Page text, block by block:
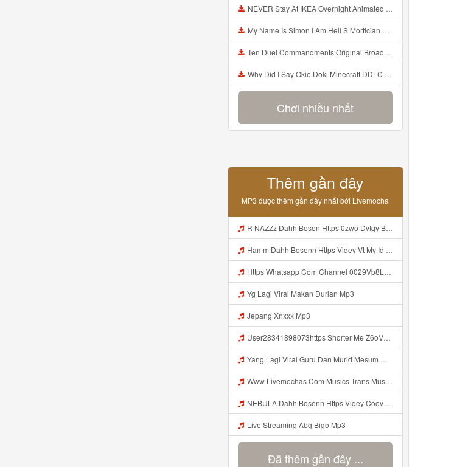
NEVER Stay At IKEA Overnight Animated SCP 3008 Horror Story Mp3
My Name Is Simon I Am Hell S Mortician And I Am Going To Kill God Creepypasta Mp3
Ten Duel Commandments Original Broadway Cast Of Hamilton Lyrics Mp3
Why Did I Say Okie Doki Minecraft DDLC Animated Music Video Song By The Stupendium Mp3
Chơi nhiều nhất
Thêm gần đây
MP3 được thêm gần đây nhất bởi Livemocha
R NAZZz Dahh Bosen Https 0zwo Dvfgy Biz Id ᅠ ᅠ ᅠ ᅠ ᅠ ᅠ ᅠ ᅠ ᅠ ᅠ ᅠ ᅠ ᅠ ᅠ ᅠ ᅠ ᅠ ᅠ ᅠ ᅠ ᅠ ᅠ ᅠ ᅠ ᅠ ᅠ ᅠ ᅠ ᅠ ᅠ ᅠ ᅠ ᅠ ᅠ ᅠ ᅠ ᅠ Mp3
Hamm Dahh Bosenn Https Videy Vt My Id I2Om2 ᅠ ᅠ ᅠ ᅠ ᅠ ᅠ ᅠ ᅠ ᅠ ᅠ ᅠ ᅠ ᅠ ᅠ ᅠ ᅠ ᅠ ᅠ ᅠ ᅠ Ok ᅠ ᅠ ᅠ ᅠ ᅠ ᅠ ᅠ ᅠ ᅠ ᅠ ᅠ ᅠ ᅠ ᅠ ᅠ ᅠ ᅠ ᅠ ᅠ ᅠ ᅠ ᅠ ᅠ ᅠ ᅠ ᅠ ᅠ ᅠ ᅠ ᅠ ᅠ ᅠ ᅠ ᅠ ᅠ ᅠ ᅠ ᅠ ᅠ ᅠ Hamm Dahh Bosenn Https Videy Vt My Id I2Om2 ᅠ ᅠ ᅠ ᅠ ᅠ ᅠ ᅠ ᅠ ᅠ ᅠ ᅠ ᅠ ᅠ ᅠ ᅠ ᅠ ᅠ ᅠ ᅠ ᅠ Ok ᅠ Mp3
Https Whatsapp Com Channel 0029Vb8LnMP11ulIpvQ9Yz1v Mp3
Yg Lagi Viral Makan Durian Mp3
Jepang Xnxxx Mp3
User28341898073https Shorter Me Z6oV1 Https Shorter Me Z6ov1 Mp3
Yang Lagi Viral Guru Dan Murid Mesum Mp3
Www Livemochas Com Musics Trans Musics Lyrics 20bokep 20viral 20yang 20uwess 20yang 20mp3 Engine 1 Mp3
NEBULA Dahh Bosenn Https Videy Coov8 Duvc6 Biz Id ᅠ ᅠ ᅠ ᅠ ᅠ ᅠ ᅠ ᅠ ᅠ ᅠ ᅠ ᅠ ᅠ ᅠ ᅠ ᅠ ᅠ ᅠ ᅠ ᅠ OKK ᅠ ᅠ ᅠ ᅠ ᅠ ᅠ ᅠ ᅠ ᅠ ᅠ ᅠ ᅠ ᅠ ᅠ ᅠ ᅠ ᅠ ᅠ ᅠ ᅠ ᅠ ᅠ ᅠ ᅠ ᅠ ᅠ ᅠ ᅠ ᅠ ᅠ ᅠ ᅠ ᅠ ᅠ ᅠ ᅠ ᅠ ᅠ ᅠ ᅠ Https Videy Coov8 Duvc6 Biz Id Mp3
Live Streaming Abg Bigo Mp3
Đã thêm gần đây ...